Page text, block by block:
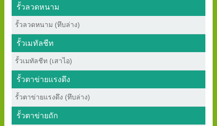
รั้วลวดหนาม
รั้วลวดหนาม (ทึบล่าง)
รั้วเมทัลชีท
รั้วเมทัลชีท (เสาไอ)
รั้วตาข่ายแรงดึง
รั้วตาข่ายแรงดึง (ทึบล่าง)
รั้วตาข่ายถัก